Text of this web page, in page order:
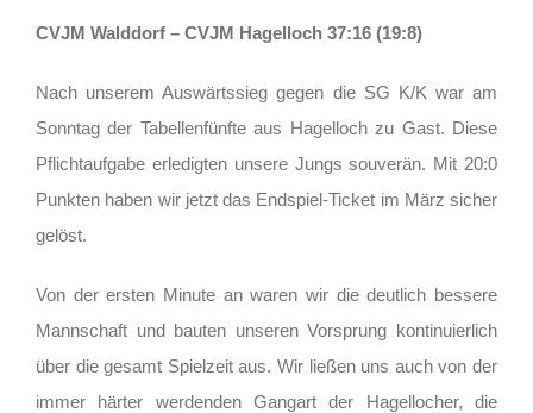
CVJM Walddorf – CVJM Hagelloch 37:16 (19:8)
Nach unserem Auswärtssieg gegen die SG K/K war am
Sonntag der Tabellenfünfte aus Hagelloch zu Gast. Diese
Pflichtaufgabe erledigten unsere Jungs souverän. Mit 20:0
Punkten haben wir jetzt das Endspiel-Ticket im März sicher
gelöst.
Von der ersten Minute an waren wir die deutlich bessere
Mannschaft und bauten unseren Vorsprung kontinuierlich
über die gesamt Spielzeit aus. Wir ließen uns auch von der
immer härter werdenden Gangart der Hagellocher, die